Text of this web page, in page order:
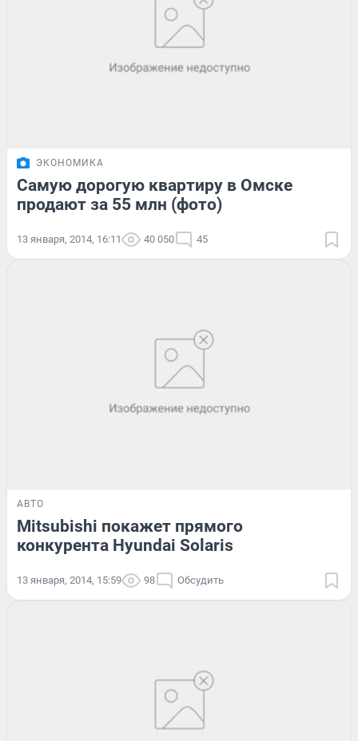
ЭКОНОМИКА
Самую дорогую квартиру в Омске
продают за 55 млн (фото)
13 января, 2014, 16:11 40 050 45
АВТО
Mitsubishi покажет прямого
конкурента Hyundai Solaris
13 января, 2014, 15:59 98 Обсудить